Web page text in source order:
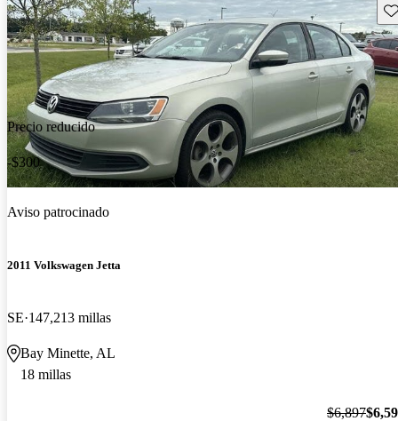
Precio reducido
-$300
Aviso patrocinado
2011 Volkswagen Jetta
SE 147,213 millas
Bay Minette, AL
18 millas
$6,897